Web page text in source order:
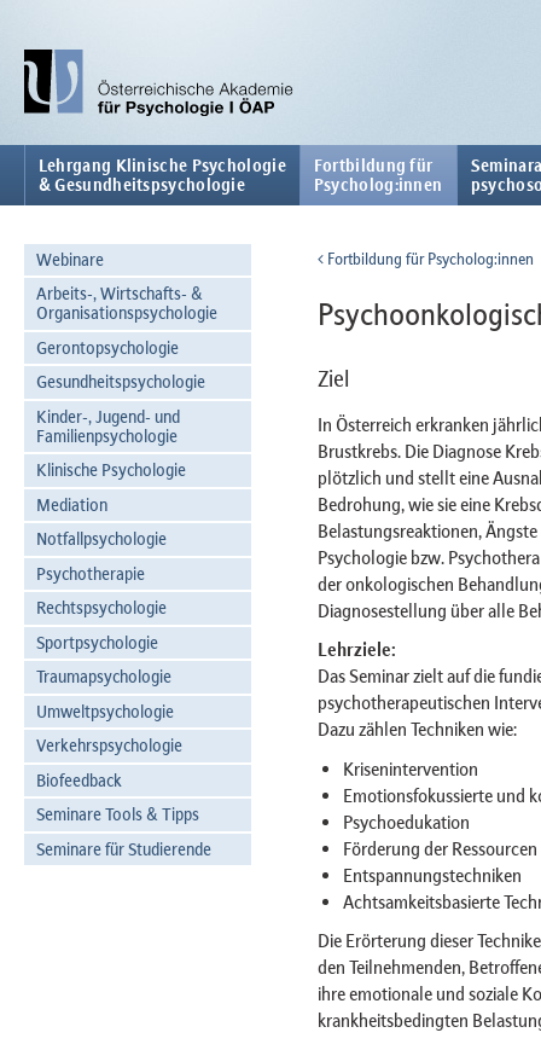
Lehrgang Klinische Psychologie
& Gesundheitspsychologie
Fortbildung für
Psycholog:innen
Webinare
Arbeits-, Wirtschafts- &
Organisationspsychologie
Gerontopsychologie
Gesundheitspsychologie
Kinder-, Jugend- und
Familienpsychologie
Klinische Psychologie
Mediation
Notfallpsychologie
Psychotherapie
Rechtspsychologie
Sportpsychologie
Traumapsychologie
Umweltpsychologie
Verkehrspsychologie
Biofeedback
Seminare Tools & Tipps
Seminare für Studierende
Fortbildung für Psycholog:innen
Ziel
In Österreich erkranken
Brustkrebs. Die Diagnose
plötzlich und stellt eine
Bedrohung, wie sie eine
Belastungsreaktionen,
Psychologie bzw.
der onkologischen
Diagnosestellung über alle
Lehrziele:
Das Seminar zielt auf die
psychotherapeutischen
Dazu zählen Techniken wie:
Krisenintervention
Emotionsfokussierte und
Psychoedukation
Förderung der
Entspannungstechniken
Achtsamkeitsbasierte
Die Erörterung dieser
den Teilnehmenden,
ihre emotionale und soziale
krankheitsbedingten